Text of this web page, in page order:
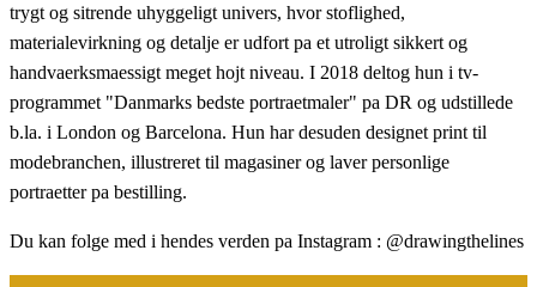
trygt og sitrende uhyggeligt univers, hvor stoflighed,
materialevirkning og detalje er udfort pa et utroligt sikkert og
handvaerksmaessigt meget hojt niveau. I 2018 deltog hun i tv-
programmet "Danmarks bedste portraetmaler" pa DR og udstillede
b.la. i London og Barcelona. Hun har desuden designet print til
modebranchen, illustreret til magasiner og laver personlige
portraetter pa bestilling.
Du kan folge med i hendes verden pa Instagram : @drawingthelines